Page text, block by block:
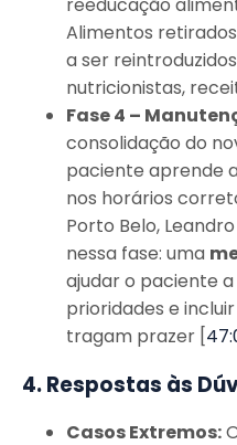
Alimentos
a ser
nutricionistas,
Fase 4 –
consolidação do
paciente aprende
nos horários
Porto Belo,
nessa fase: uma
ajudar o paciente
prioridades e
tragam prazer [
4. Respostas às
Casos Extremos: